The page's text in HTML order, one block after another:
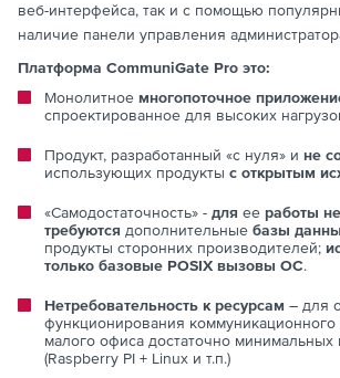
веб-интерфейса, так и с помощью
наличие панели управления
Платформа CommuniGate Pro это:
Монолитное многопоточное
спроектированное для высоких
Продукт, разработанный «с нуля» и не
использующих продукты с открытым
«Самодостаточность» - для ее работы не
требуются дополнительные базы
продукты сторонних производителей;
только базовые POSIX вызовы ОС.
Нетребовательность к ресурсам – для
функционирования коммуникационного
малого офиса достаточно минимальных
(Raspberry PI + Linuх и т.п.)